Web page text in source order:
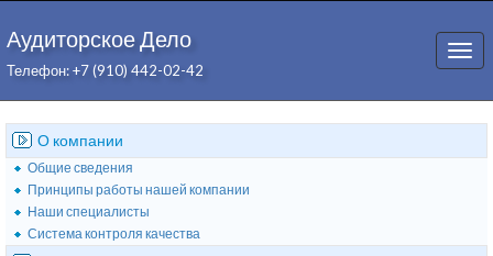
Аудиторское Дело
Телефон: +7 (910) 442-02-42
О компании
Общие сведения
Принципы работы нашей компании
Наши специалисты
Система контроля качества